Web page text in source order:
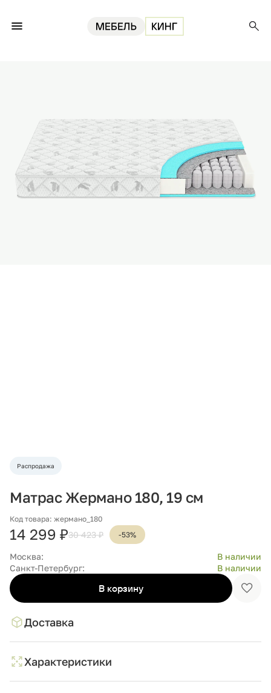
Распродажа
Матрас Жермано 180, 19 см
Код товара: жермано_180
14 299 ₽30 423 ₽ -53%
Москва:
В наличии
Санкт-Петербург:
В наличии
В корзину
Доставка
Характеристики